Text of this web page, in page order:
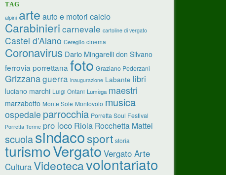
TAG
alpini arte auto e motori calcio
Carabinieri carnevale cartoline di vergato
Castel d’Aiano Cereglio cinema
Coronavirus Dario Mingarelli don Silvano
ferrovia porrettana foto Graziano Pederzani
Grizzanaguerra inaugurazione Labante libri
luciano marchi Luigi Ontani Lumèga maestri
marzabotto Monte Sole Montovolo musica
ospedale parrocchia Porretta Soul Festival
Porretta Terme pro loco Riola Rocchetta Mattei
scuolasindacosport storia
turismoVergato Vergato Arte
CulturaVideotecavolontariato